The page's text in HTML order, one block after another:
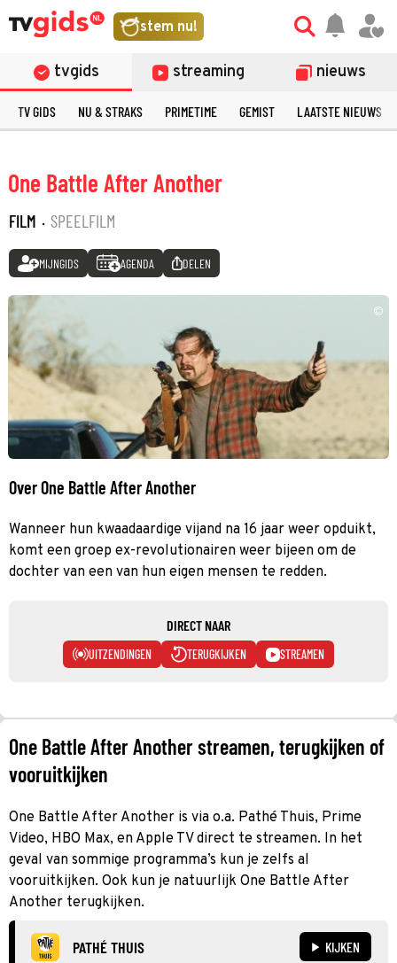
stem nu!
tvgids streaming nieuws
TV GIDS NU & STRAKS PRIMETIME GEMIST LAATSTE NIEUWS
One Battle After Another
FILM · SPEELFILM
MIJNGIDS AGENDA DELEN
©
Over One Battle After Another
Wanneer hun kwaadaardige vijand na 16 jaar weer opduikt,
komt een groep ex-revolutionairen weer bijeen om de
dochter van een van hun eigen mensen te redden.
DIRECT NAAR
UITZENDINGEN TERUGKIJKEN STREAMEN
One Battle After Another streamen, terugkijken of
vooruitkijken
One Battle After Another is via o.a. Pathé Thuis, Prime
Video, HBO Max, en Apple TV direct te streamen. In het
geval van sommige programma’s kun je zelfs al
vooruitkijken. Ook kun je natuurlijk One Battle After
Another terugkijken.
PATHÉ THUIS KIJKEN